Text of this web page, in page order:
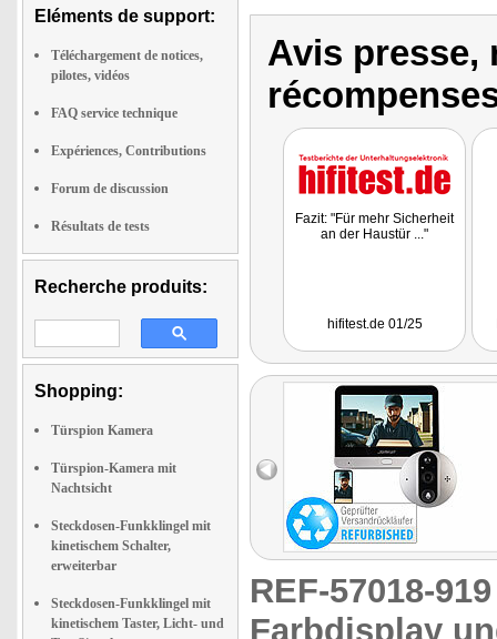
Eléments de support:
Téléchargement de notices,
pilotes, vidéos
FAQ service technique
Expériences, Contributions
Forum de discussion
Résultats de tests
Recherche produits:
Shopping:
Türspion Kamera
Türspion-Kamera mit
Nachtsicht
Steckdosen-Funkklingel mit
kinetischem Schalter,
erweiterbar
Steckdosen-Funkklingel mit
kinetischem Taster, Licht- und
Avis presse,
Fazit: "Für mehr Sicherheit
an der Haustür ..."
hifitest.de 01/25
REF-57018-
Farbdisplay